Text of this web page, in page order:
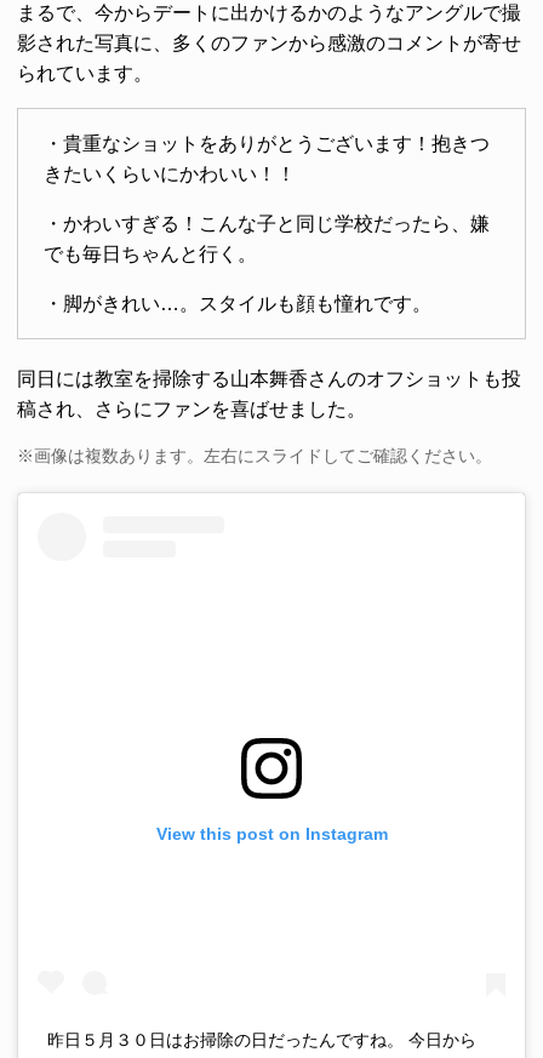
まるで、今からデートに出かけるかのようなアングルで撮
影された写真に、多くのファンから感激のコメントが寄せ
られています。
・貴重なショットをありがとうございます！抱きつ
きたいくらいにかわいい！！
・かわいすぎる！こんな子と同じ学校だったら、嫌
でも毎日ちゃんと行く。
・脚がきれい…。スタイルも顔も憧れです。
同日には教室を掃除する山本舞香さんのオフショットも投
稿され、さらにファンを喜ばせました。
※画像は複数あります。左右にスライドしてご確認ください。
View this post on Instagram
昨日５月３０日はお掃除の日だったんですね。 今日から